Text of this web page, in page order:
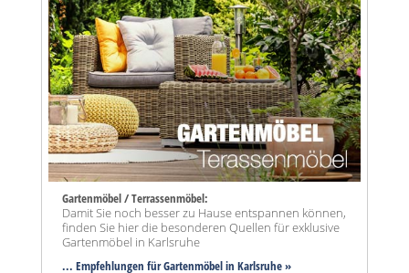
Gartenmöbel / Terrassenmöbel:
Damit Sie noch besser zu Hause entspannen können,
finden Sie hier die besonderen Quellen für exklusive
Gartenmöbel in Karlsruhe
... Empfehlungen für Gartenmöbel in Karlsruhe »